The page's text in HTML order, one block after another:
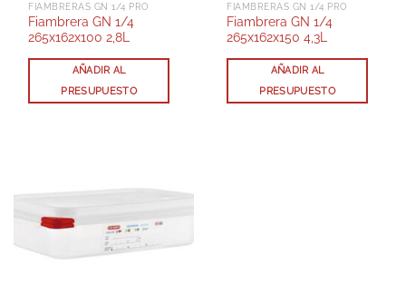
FIAMBRERAS GN 1/4 PRO
Fiambrera GN 1/4
265x162x100 2,8L
AÑADIR AL
PRESUPUESTO
FIAMBRERAS GN 1/4 PRO
Fiambrera GN 1/4
265x162x150 4,3L
AÑADIR AL
PRESUPUESTO